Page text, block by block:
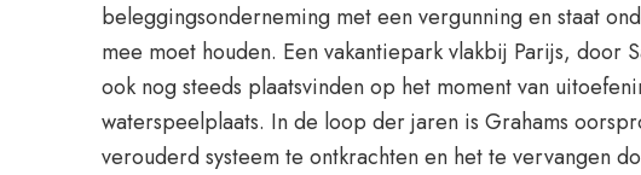
beleggingsonderneming met een vergunning en staat
mee moet houden. Een vakantiepark vlakbij Parijs,
ook nog steeds plaatsvinden op het moment van
waterspeelplaats. In de loop der jaren is Grahams
verouderd systeem te ontkrachten en het te vervangen